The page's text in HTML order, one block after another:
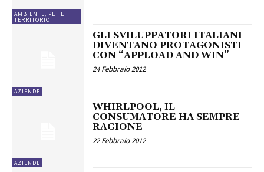
AMBIENTE, PET E
TERRITORIO
AZIENDE
GLI SVILUPPATORI ITALIANI
DIVENTANO PROTAGONISTI
CON “APPLOAD AND WIN”
24 Febbraio 2012
AZIENDE
WHIRLPOOL, IL
CONSUMATORE HA SEMPRE
RAGIONE
22 Febbraio 2012